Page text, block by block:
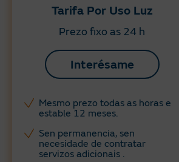
Tarifa Por Uso Luz
Prezo fixo as 24 h
Interésame
Mesmo prezo todas as horas e
estable 12 meses.
Sen permanencia, sen
necesidade de contratar
servizos adicionais .